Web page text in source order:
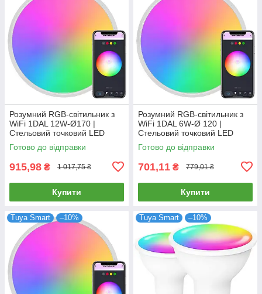
Розумний RGB-світильник з
WiFi 1DAL 12W-Ø170 |
Стельовий точковий LED
світильник Tuya
Готово до відправки
915,98 ₴ 1 017,75 ₴
Купити
Розумний RGB-світильник з
WiFi 1DAL 6W-Ø 120 |
Стельовий точковий LED
світильник Tuya
Готово до відправки
701,11 ₴ 779,01 ₴
Купити
Tuya Smart –10% Tuya Smart –10%